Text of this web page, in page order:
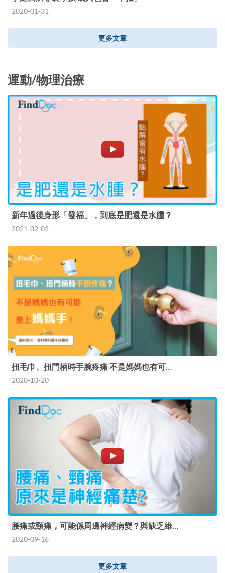
2020-01-31
更多文章
運動/物理治療
新年過後身形「發福」，到底是肥還是水腫？
2021-02-02
扭毛巾、扭門柄時手腕疼痛 不是媽媽也有可…
2020-10-20
腰痛或頸痛，可能係周邊神經病變？與缺乏維…
2020-09-16
更多文章